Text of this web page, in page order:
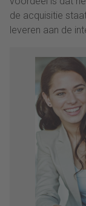
de acquisitie
leveren aan de